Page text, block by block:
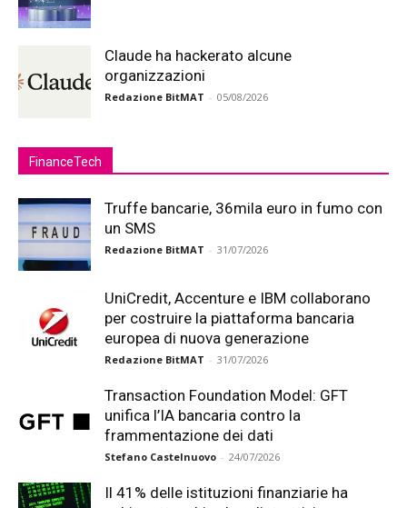
Claude ha hackerato alcune
organizzazioni
Redazione BitMAT - 05/08/2026
FinanceTech
Truffe bancarie, 36mila euro in fumo con
un SMS
Redazione BitMAT - 31/07/2026
UniCredit, Accenture e IBM collaborano
per costruire la piattaforma bancaria
europea di nuova generazione
Redazione BitMAT - 31/07/2026
Transaction Foundation Model: GFT
unifica l’IA bancaria contro la
frammentazione dei dati
Stefano Castelnuovo - 24/07/2026
Il 41% delle istituzioni finanziarie ha